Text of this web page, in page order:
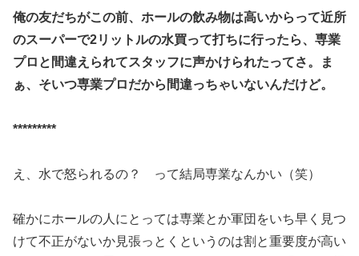
俺の友だちがこの前、ホールの飲み物は高いからって近所
のスーパーで2リットルの水買って打ちに行ったら、専業
プロと間違えられてスタッフに声かけられたってさ。ま
ぁ、そいつ専業プロだから間違っちゃいないんだけど。
*********
え、水で怒られるの？ って結局専業なんかい（笑）
確かにホールの人にとっては専業とか軍団をいち早く見つ
けて不正がないか見張っとくというのは割と重要度が高い